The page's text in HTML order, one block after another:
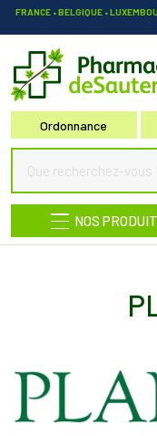
FRANCE • BELGIQUE •
Ordonnance
NOS